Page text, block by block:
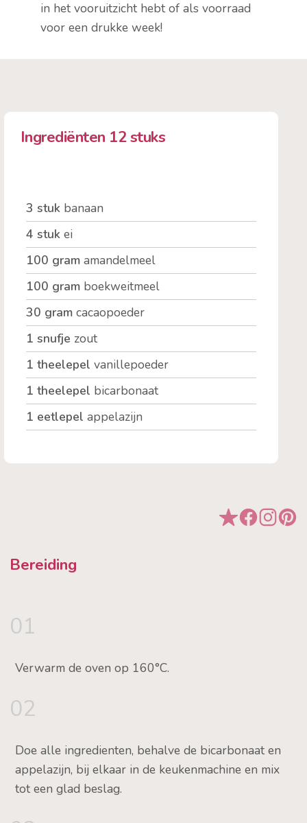
in het vooruitzicht hebt of als voorraad
voor een drukke week!
Ingrediënten 12 stuks
3 stuk banaan
4 stuk ei
100 gram amandelmeel
100 gram boekweitmeel
30 gram cacaopoeder
1 snufje zout
1 theelepel vanillepoeder
1 theelepel bicarbonaat
1 eetlepel appelazijn
Bereiding
01
Verwarm de oven op 160°C.
02
Doe alle ingredienten, behalve de bicarbonaat en
appelazijn, bij elkaar in de keukenmachine en mix
tot een glad beslag.